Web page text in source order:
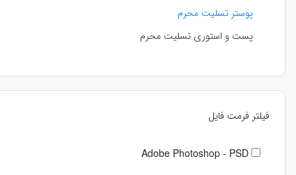
پوستر تسلیت محرم
پست و استوری تسلیت محرم
فیلتر فرمت فایل
Adobe Photoshop - PSD